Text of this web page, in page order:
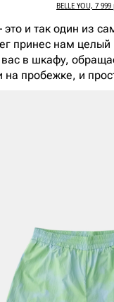
BELLE YOU, 7 999
и так один из
принес нам целый
вас в шкафу,
пробежке, и